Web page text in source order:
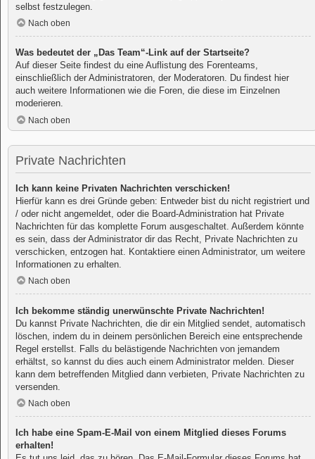
selbst festzulegen.
Nach oben
Was bedeutet der „Das Team“-Link auf der Startseite?
Auf dieser Seite findest du eine Auflistung des Forenteams,
einschließlich der Administratoren, der Moderatoren. Du findest hier
auch weitere Informationen wie die Foren, die diese im Einzelnen
moderieren.
Nach oben
Private Nachrichten
Ich kann keine Privaten Nachrichten verschicken!
Hierfür kann es drei Gründe geben: Entweder bist du nicht registriert und
/ oder nicht angemeldet, oder die Board-Administration hat Private
Nachrichten für das komplette Forum ausgeschaltet. Außerdem könnte
es sein, dass der Administrator dir das Recht, Private Nachrichten zu
verschicken, entzogen hat. Kontaktiere einen Administrator, um weitere
Informationen zu erhalten.
Nach oben
Ich bekomme ständig unerwünschte Private Nachrichten!
Du kannst Private Nachrichten, die dir ein Mitglied sendet, automatisch
löschen, indem du in deinem persönlichen Bereich eine entsprechende
Regel erstellst. Falls du belästigende Nachrichten von jemandem
erhältst, so kannst du dies auch einem Administrator melden. Dieser
kann dem betreffenden Mitglied dann verbieten, Private Nachrichten zu
versenden.
Nach oben
Ich habe eine Spam-E-Mail von einem Mitglied dieses Forums
erhalten!